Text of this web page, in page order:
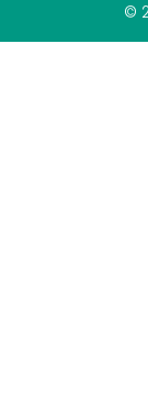
©